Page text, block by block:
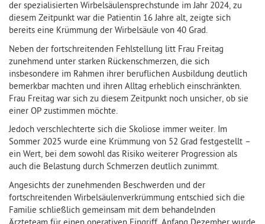
der spezialisierten Wirbelsäulensprechstunde im Jahr 2024, zu
diesem Zeitpunkt war die Patientin 16 Jahre alt, zeigte sich
bereits eine Krümmung der Wirbelsäule von 40 Grad.
Neben der fortschreitenden Fehlstellung litt Frau Freitag
zunehmend unter starken Rückenschmerzen, die sich
insbesondere im Rahmen ihrer beruflichen Ausbildung deutlich
bemerkbar machten und ihren Alltag erheblich einschränkten.
Frau Freitag war sich zu diesem Zeitpunkt noch unsicher, ob sie
einer OP zustimmen möchte.
Jedoch verschlechterte sich die Skoliose immer weiter. Im
Sommer 2025 wurde eine Krümmung von 52 Grad festgestellt –
ein Wert, bei dem sowohl das Risiko weiterer Progression als
auch die Belastung durch Schmerzen deutlich zunimmt.
Angesichts der zunehmenden Beschwerden und der
fortschreitenden Wirbelsäulenverkrümmung entschied sich die
Familie schließlich gemeinsam mit dem behandelnden